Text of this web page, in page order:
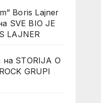
Boris Lajner
SVE BIO JE
LAJNER
на STORIJA O
GRUPI